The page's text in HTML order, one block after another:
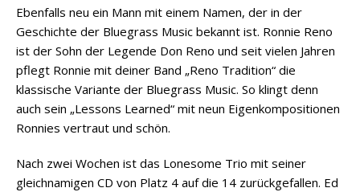
Ebenfalls neu ein Mann mit einem Namen, der in der
Geschichte der Bluegrass Music bekannt ist. Ronnie Reno
ist der Sohn der Legende Don Reno und seit vielen Jahren
pflegt Ronnie mit deiner Band „Reno Tradition“ die
klassische Variante der Bluegrass Music. So klingt denn
auch sein „Lessons Learned“ mit neun Eigenkompositionen
Ronnies vertraut und schön.
Nach zwei Wochen ist das Lonesome Trio mit seiner
gleichnamigen CD von Platz 4 auf die 14 zurückgefallen. Ed